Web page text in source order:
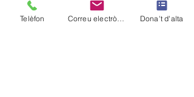
Telèfon Dona't d'alta